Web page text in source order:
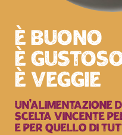
è buono
è
è veggie
UN’ALIMENTAZIONE
SCELTA VINCENTE
E PER QUELLO DI